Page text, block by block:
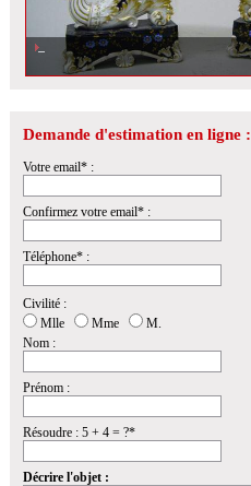
Demande d'estimation en ligne :
Votre email* :
Confirmez votre email* :
Téléphone* :
Civilité :
Mlle
Mme
M.
Nom :
Prénom :
Résoudre : 5 + 4 = ?*
Décrire l'objet :